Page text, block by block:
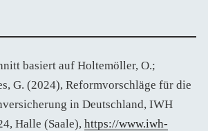
basiert auf Holtemöller, O.;
G. (2024), Reformvorschläge für die
in Deutschland, IWH
Halle (Saale), https://www.iwh-